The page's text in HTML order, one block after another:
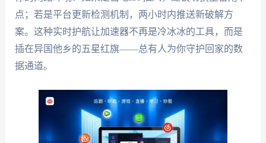
点；若是平台更新检测机制，两小时内推送新破解方
案。这种实时护航让加速器不再是冷冰冰的工具，而是
插在异国他乡的五星红旗——总有人为你守护回家的数
据通道。